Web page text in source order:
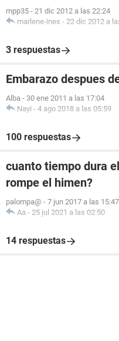
mpp35 - 21 dic 2012 a las 22:24
marlene-ines - 22 dic 2012 a
3 respuestas
Embarazo despues
Alba - 30 ene 2011 a las 17:04
Nayi - 4 ago 2018 a las 05:59
100 respuestas
cuanto tiempo dura
rompe el himen?
palompa@ - 7 jun 2017 a las 15:47
Aa - 25 jul 2021 a las 02:50
14 respuestas